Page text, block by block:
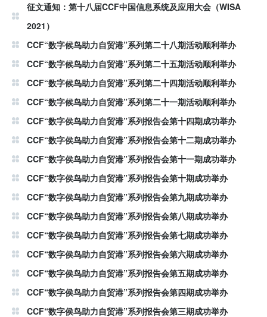
征文通知：第十八届CCF中国信息系统及应用大会（WISA
2021）
CCF“数字候鸟助力自贸港”系列第二十八期活动顺利举办
CCF“数字候鸟助力自贸港”系列第二十五期活动顺利举办
CCF“数字候鸟助力自贸港”系列第二十四期活动顺利举办
CCF“数字候鸟助力自贸港”系列第二十一期活动顺利举办
CCF“数字侯鸟助力自贸港”系列报告会第十四期成功举办
CCF“数字侯鸟助力自贸港”系列报告会第十二期成功举办
CCF“数字侯鸟助力自贸港”系列报告会第十一期成功举办
CCF“数字侯鸟助力自贸港”系列报告会第十期成功举办
CCF“数字侯鸟助力自贸港”系列报告会第九期成功举办
CCF“数字侯鸟助力自贸港”系列报告会第八期成功举办
CCF“数字侯鸟助力自贸港”系列报告会第七期成功举办
CCF“数字侯鸟助力自贸港”系列报告会第六期成功举办
CCF“数字侯鸟助力自贸港”系列报告会第五期成功举办
CCF“数字侯鸟助力自贸港”系列报告会第四期成功举办
CCF“数字侯鸟助力自贸港”系列报告会第三期成功举办